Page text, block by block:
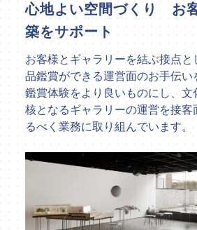
心地よい空間づくり お
築をサポート
お客様とギャラリーを結ぶ接点と
品鑑賞ができる運営面のお手伝い
鑑賞体験をより良いものにし、文
核となるギャラリーの運営を接客
るべく業務に取り組んでいます。